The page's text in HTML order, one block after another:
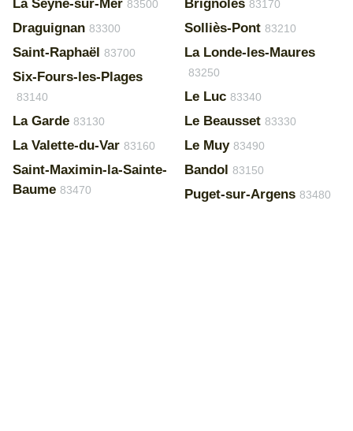
La Seyne-sur-Mer 83500
Draguignan 83300
Saint-Raphaël 83700
Six-Fours-les-Plages
83140
La Garde 83130
La Valette-du-Var 83160
Saint-Maximin-la-Sainte-
Baume 83470
Brignoles 83170
Solliès-Pont 83210
La Londe-les-Maures
83250
Le Luc 83340
Le Beausset 83330
Le Muy 83490
Bandol 83150
Puget-sur-Argens 83480